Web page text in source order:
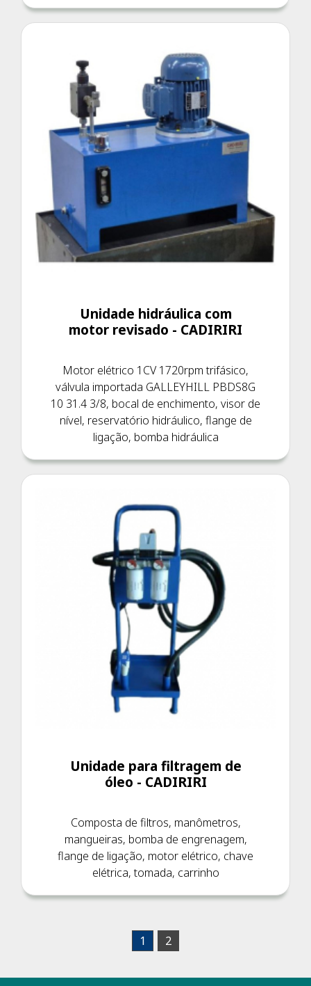
Unidade hidráulica com
motor revisado - CADIRIRI
Motor elétrico 1CV 1720rpm trifásico,
válvula importada GALLEYHILL PBDS8G
10 31.4 3/8, bocal de enchimento, visor de
nível, reservatório hidráulico, flange de
ligação, bomba hidráulica
Unidade para filtragem de
óleo - CADIRIRI
Composta de filtros, manômetros,
mangueiras, bomba de engrenagem,
flange de ligação, motor elétrico, chave
elétrica, tomada, carrinho
1 2